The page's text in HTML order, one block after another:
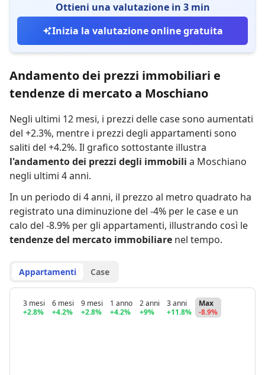
Ottieni una valutazione in 3 min
Inizia la valutazione online gratuita
Andamento dei prezzi immobiliari e
tendenze di mercato a Moschiano
Negli ultimi 12 mesi, i prezzi delle case sono aumentati
del +2.3%, mentre i prezzi degli appartamenti sono
saliti del +4.2%. Il grafico sottostante illustra
l'andamento dei prezzi degli immobili a Moschiano
negli ultimi 4 anni.
In un periodo di 4 anni, il prezzo al metro quadrato ha
registrato una diminuzione del -4% per le case e un
calo del -8.9% per gli appartamenti, illustrando così le
tendenze del mercato immobiliare nel tempo.
Appartamenti Case
3 mesi
+2.8%
6 mesi
+4.2%
9 mesi
+2.8%
1 anno
+4.2%
2 anni
+9%
3 anni
+11.8%
Max
-8.9%